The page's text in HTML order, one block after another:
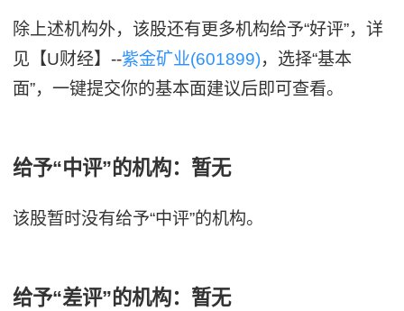
除上述机构外，该股还有更多机构给予“好评”，详
见【U财经】--紫金矿业(601899)，选择“基本
面”，一键提交你的基本面建议后即可查看。
给予“中评”的机构：暂无
该股暂时没有给予“中评”的机构。
给予“差评”的机构：暂无